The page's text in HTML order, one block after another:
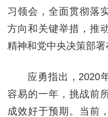
习领会，全面贯彻落
方向和关键举措，推
精神和党中央决策部署
应勇指出，2020年
容易的一年，挑战前
成效好于预期。当前